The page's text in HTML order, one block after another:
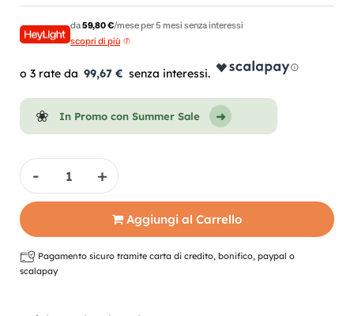
da59,80 €/mese per 5 mesi senza interessi
scopri di più
99,67 €
In Promo con Summer Sale
Quantità
Aggiungi al Carrello
Pagamento sicuro tramite carta di credito, bonifico, paypal o
scalapay